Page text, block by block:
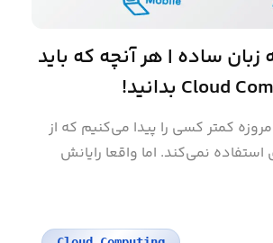
زبان ساده | هر آنچه که باید
کمتر کسی را پیدا می‌کنیم که از
استفاده نمی‌کند. اما واقعا رایانش